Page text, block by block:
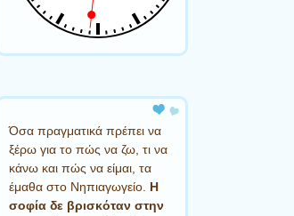
Όσα πραγματικά πρέπει να
ξέρω για το πώς να ζω, τι να
κάνω και πώς να είμαι, τα
έμαθα στο Νηπιαγωγείο. Η
σοφία δε βρισκόταν στην